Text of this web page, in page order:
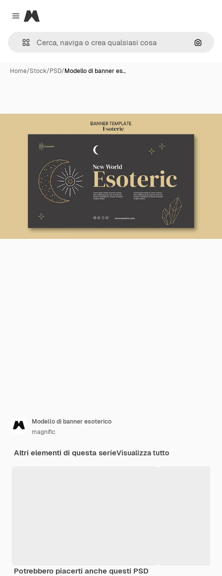
Close menu
Magnific
Cerca
Home/Stock/PSD/Modello di banner es…
Modello di banner esoterico
magnific
Altri elementi di questa serieVisualizza tutto
Potrebbero piacerti anche questi PSD